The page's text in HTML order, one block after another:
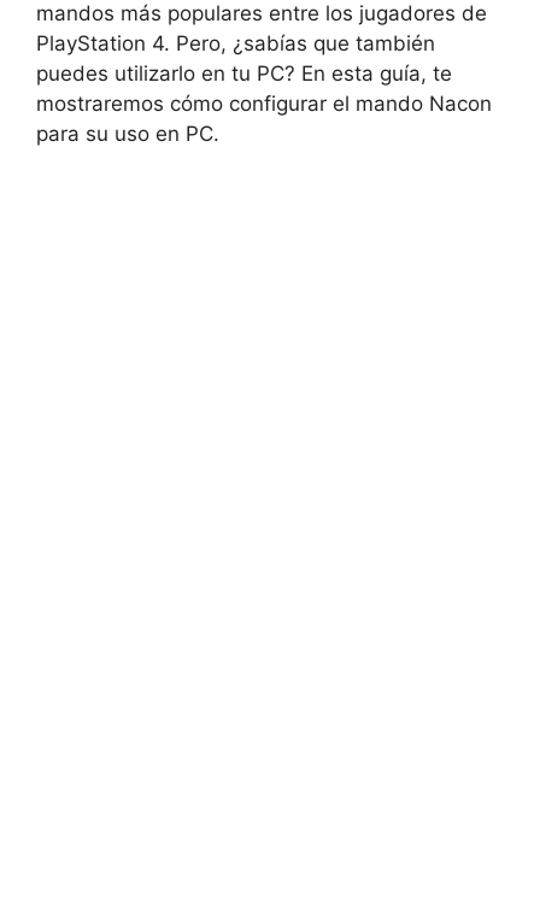
mandos más populares entre los jugadores de
PlayStation 4. Pero, ¿sabías que también
puedes utilizarlo en tu PC? En esta guía, te
mostraremos cómo configurar el mando Nacon
para su uso en PC.